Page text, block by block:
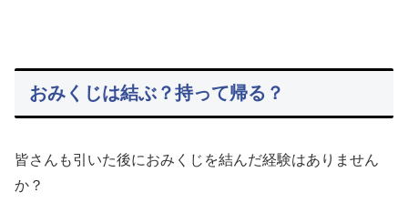
おみくじは結ぶ？持って帰る？
皆さんも引いた後におみくじを結んだ経験はありません
か？